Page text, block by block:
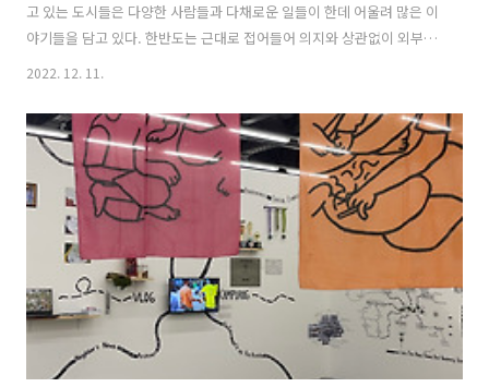
고 있는 도시들은 다양한 사람들과 다채로운 일들이 한데 어울려 많은 이
야기들을 담고 있다. 한반도는 근대로 접어들어 의지와 상관없이 외부세
계를 받아들이고 외부세계로 나아가게 되었고, 그렇게 시작된 디아스포
항장이 된 부산은 일제강점기, 근대화, 해방과 한국전쟁, 산업화를 거치
면서 많은 이들을 받아들이고 떠나 보내며 시간의 축적과 함께 디아스포
라의 범위와 해석을 확장해왔다. 물리적 이동으로부터 시작되는 디아스
포라는 장소를 통해 사람들과 연계하고 상황들을 마주한다. 2022 부산비
엔날레는 부산이 겪어 온 역사적 장소에 기반에 두고 이주, 노동과 여성,
도시 생태계, 기술..
2022. 12. 11.